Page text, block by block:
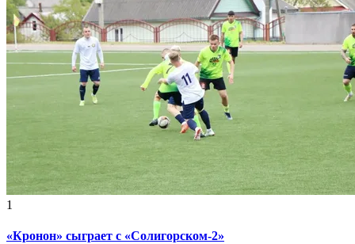
1
«Кронон» сыграет с «Солигорском-2»